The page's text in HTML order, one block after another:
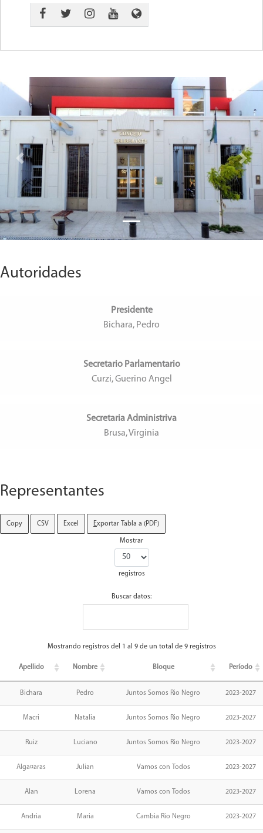
Previous Next
Autoridades
Presidente
Bichara, Pedro
Secretario Parlamentario
Curzi, Guerino Angel
Secretaria Administriva
Brusa, Virginia
Representantes
Copy CSV Excel Exportar Tabla a (PDF)
Mostrar
registros
Buscar datos:
Mostrando registros del 1 al 9 de un total de 9 registros
Apellido Nombre Bloque Período
Bichara Pedro Juntos Somos Rio Negro 2023-2027
Macri Natalia Juntos Somos Rio Negro 2023-2027
Ruiz Luciano Juntos Somos Rio Negro 2023-2027
Alga¤aras Julian Vamos con Todos 2023-2027
Alan Lorena Vamos con Todos 2023-2027
Andria Maria Cambia Rio Negro 2023-2027